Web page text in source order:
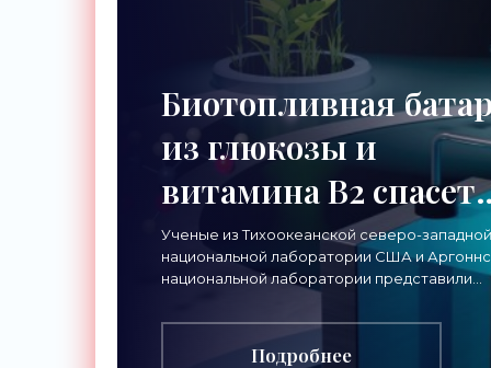
Биотопливная
из глюкозы и
витамина B2 спасет
мировую
«Технологии»
Ученые из Тихоокеанской северо-западной
национальной лаборатории США и
национальной лаборатории представили
батареи. Ее принцип действия
Подробнее